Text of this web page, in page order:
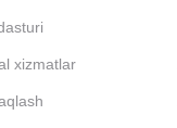
xizmatlar